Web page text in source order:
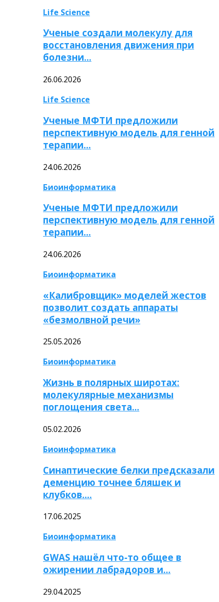
Life Science
Ученые создали молекулу для
восстановления движения при
болезни…
26.06.2026
Life Science
Ученые МФТИ предложили
перспективную модель для генной
терапии…
24.06.2026
Биоинформатика
Ученые МФТИ предложили
перспективную модель для генной
терапии…
24.06.2026
Биоинформатика
«Калибровщик» моделей жестов
позволит создать аппараты
«безмолвной речи»
25.05.2026
Биоинформатика
Жизнь в полярных широтах:
молекулярные механизмы
поглощения света…
05.02.2026
Биоинформатика
Синаптические белки предсказали
деменцию точнее бляшек и
клубков….
17.06.2025
Биоинформатика
GWAS нашёл что-то общее в
ожирении лабрадоров и…
29.04.2025